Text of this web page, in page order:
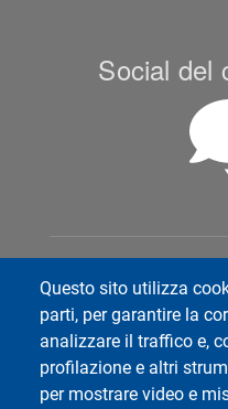
Questo sito utilizza
parti, per garantire la
analizzare il traffico e,
profilazione e altri
per mostrare video e
Social del